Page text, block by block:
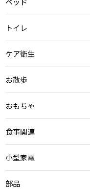
トイレ
ケア衛生
お散歩
おもちゃ
食事関連
小型家電
部品